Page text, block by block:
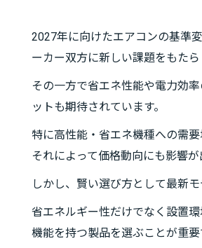
2027年に向けたエアコンの基準
ーカー双方に新しい課題をもたら
その一方で省エネ性能や電力効
ットも期待されています。
特に高性能・省エネ機種への需要
それによって価格動向にも影響が
しかし、賢い選び方として最新モ
省エネルギー性だけでなく設置
機能を持つ製品を選ぶことが重要